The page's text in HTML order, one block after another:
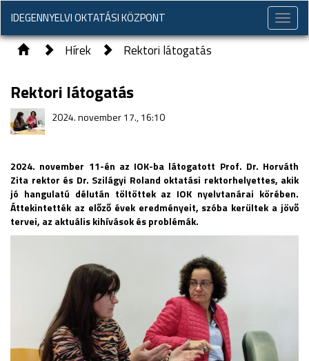
Toggle
IDEGENNYELVI OKTATÁSI KÖZPONT
Hírek Rektori látogatás
Rektori látogatás
2024. november 17., 16:10
2024. november 11-én az IOK-ba látogatott Prof. Dr. Horváth
Zita rektor és Dr. Szilágyi Roland oktatási rektorhelyettes, akik
jó hangulatú délután töltöttek az IOK nyelvtanárai körében.
Áttekintették az előző évek eredményeit, szóba kerültek a jövő
tervei, az aktuális kihívások és problémák.